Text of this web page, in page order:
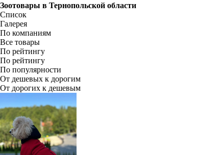
Зоотовары в Тернопольской области
Список
Галерея
По компаниям
Все товары
По рейтингу
По рейтингу
По популярности
От дешевых к дорогим
От дорогих к дешевым